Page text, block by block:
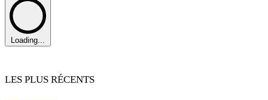
Loading...
LES PLUS RÉCENTS